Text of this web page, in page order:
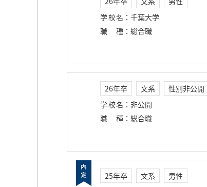
学校名 ： 千葉大学
職種 ： 総合職
26年卒 文系
性別非公開
学校名 ： 非公開
職種 ： 総合職
25年卒 文系
男性